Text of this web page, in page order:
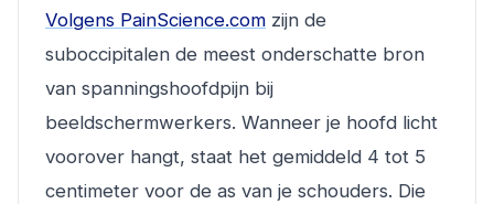
Volgens PainScience.com zijn de
suboccipitalen de meest onderschatte bron
van spanningshoofdpijn bij
beeldschermwerkers. Wanneer je hoofd licht
voorover hangt, staat het gemiddeld 4 tot 5
centimeter voor de as van je schouders. Die